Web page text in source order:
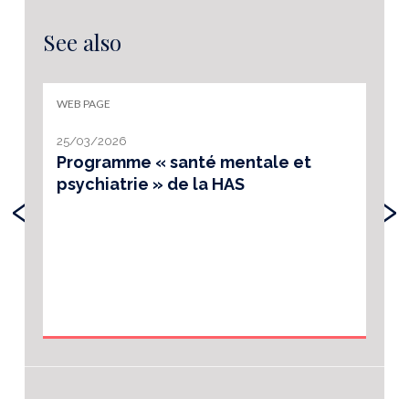
See also
WEB PAGE
25/03/2026
Programme « santé mentale et
psychiatrie » de la HAS
‹ ›